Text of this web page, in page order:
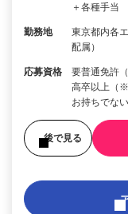
＋各種手
勤務地
東京都内各
配属）
応募資格
要普通免許
高卒以上（
お持ちでな
後で見る